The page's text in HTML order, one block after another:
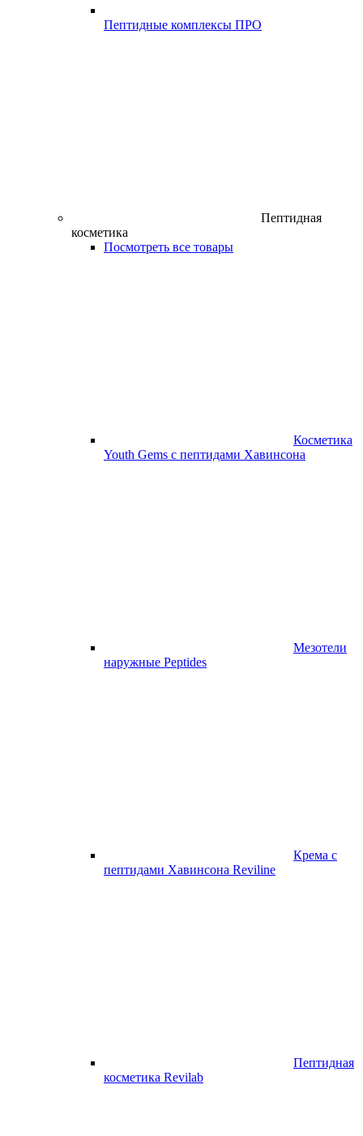
Пептидные комплексы ПРО
Пептидная
косметика
Посмотреть все товары
Косметика
Youth Gems с пептидами Хавинсона
Мезотели
наружные Peptides
Крема с
пептидами Хавинсона Reviline
Пептидная
косметика Revilab